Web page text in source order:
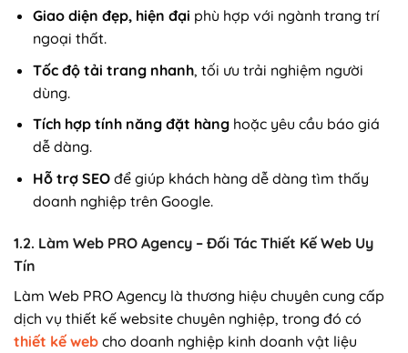
Giao diện đẹp, hiện đại phù hợp với ngành trang trí
ngoại thất.
Tốc độ tải trang nhanh, tối ưu trải nghiệm người
dùng.
Tích hợp tính năng đặt hànghoặc yêu cầu báo giá
dễ dàng.
Hỗ trợ SEOđể giúp khách hàng dễ dàng tìm thấy
doanh nghiệp trên Google.
1.2. Làm Web PRO Agency – Đối Tác Thiết Kế Web Uy
Tín
Làm Web PRO Agency là thương hiệu chuyên cung cấp
dịch vụ thiết kế website chuyên nghiệp, trong đó có
thiết kế web cho doanh nghiệp kinh doanh vật liệu